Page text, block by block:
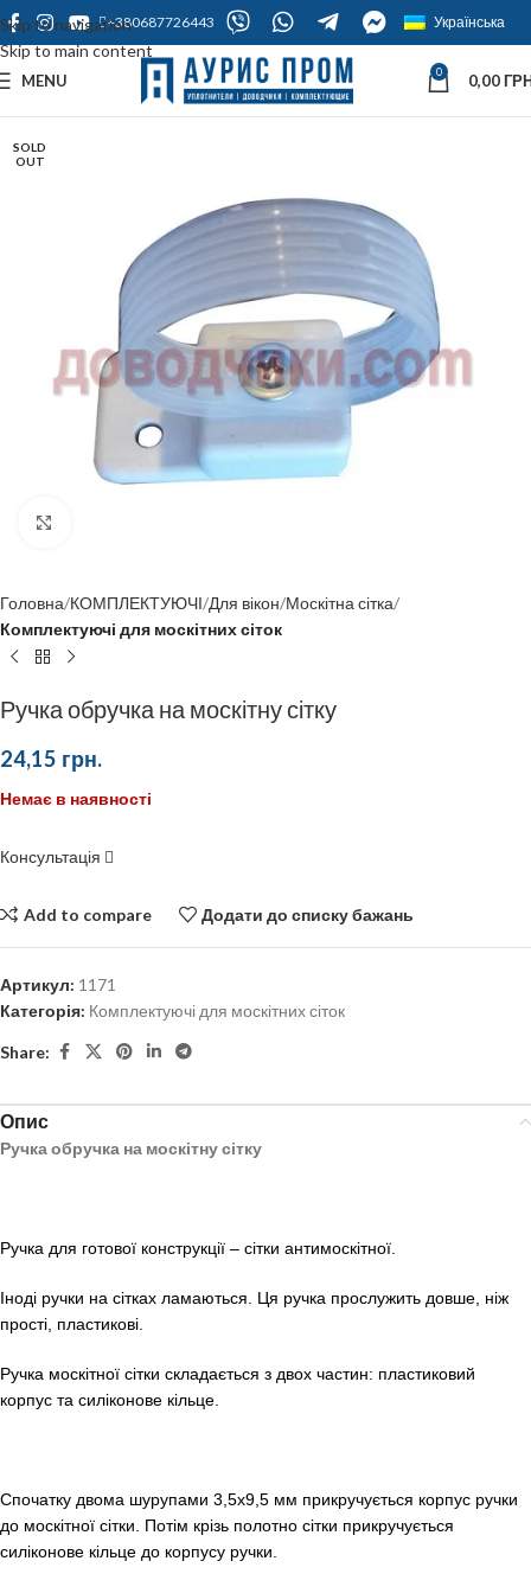
Skip to navigation
Skip to main content
+380687726443 Українська
MENU 0 0,00
SOLD
OUT
Головна КОМПЛЕКТУЮЧІ Для вікон Москітна сітка
Комплектуючі для москітних сіток
Ручка обручка на москітну сітку
24,15 грн.
Немає в наявності
Консультація
Add to compare Додати до списку бажань
Артикул: 1171
Категорія: Комплектуючі для москітних сіток
Share:
Опис
Ручка обручка на москітну сітку
Ручка для готової конструкції – сітки антимоскітної.
Іноді ручки на сітках ламаються. Ця ручка прослужить довше, ніж
прості, пластикові.
Ручка москітної сітки складається з двох частин: пластиковий
корпус та силіконове кільце.
Спочатку двома шурупами 3,5х9,5 мм прикручується корпус ручки
до москітної сітки. Потім крізь полотно сітки прикручується
силіконове кільце до корпусу ручки.